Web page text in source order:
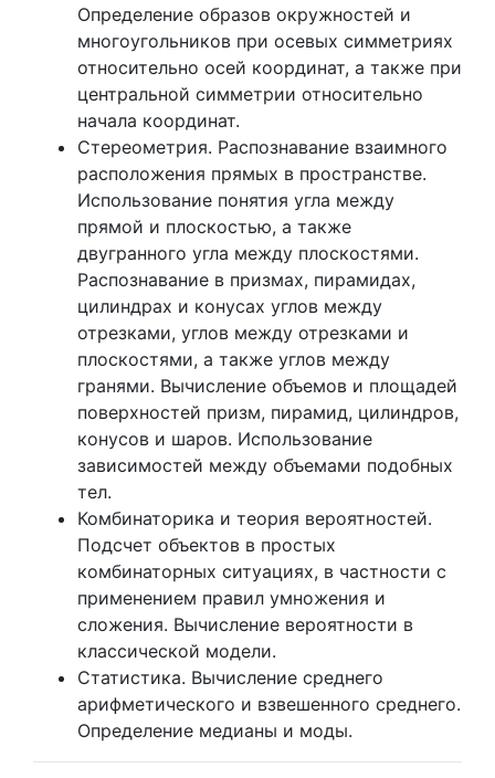
Определение образов окружностей и
многоугольников при осевых симметриях
относительно осей координат, а также при
центральной симметрии относительно
начала координат.
Стереометрия. Распознавание взаимного
расположения прямых в пространстве.
Использование понятия угла между
прямой и плоскостью, а также
двугранного угла между плоскостями.
Распознавание в призмах, пирамидах,
цилиндрах и конусах углов между
отрезками, углов между отрезками и
плоскостями, а также углов между
гранями. Вычисление объемов и площадей
поверхностей призм, пирамид, цилиндров,
конусов и шаров. Использование
зависимостей между объемами подобных
тел.
Комбинаторика и теория вероятностей.
Подсчет объектов в простых
комбинаторных ситуациях, в частности с
применением правил умножения и
сложения. Вычисление вероятности в
классической модели.
Статистика. Вычисление среднего
арифметического и взвешенного среднего.
Определение медианы и моды.